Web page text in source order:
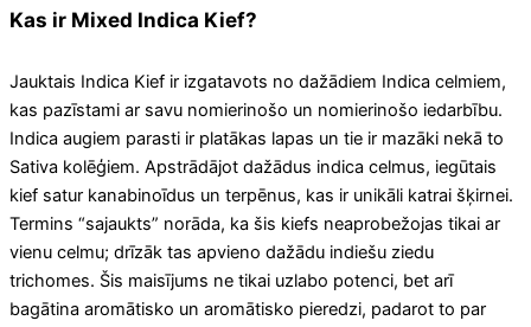
Kas ir Mixed Indica Kief?
Jauktais Indica Kief ir izgatavots no dažādiem Indica celmiem,
kas pazīstami ar savu nomierinošo un nomierinošo iedarbību.
Indica augiem parasti ir platākas lapas un tie ir mazāki nekā to
Sativa kolēģiem. Apstrādājot dažādus indica celmus, iegūtais
kief satur kanabinoīdus un terpēnus, kas ir unikāli katrai šķirnei.
Termins “sajaukts” norāda, ka šis kiefs neaprobežojas tikai ar
vienu celmu; drīzāk tas apvieno dažādu indiešu ziedu
trichomes. Šis maisījums ne tikai uzlabo potenci, bet arī
bagātina aromātisko un aromātisko pieredzi, padarot to par